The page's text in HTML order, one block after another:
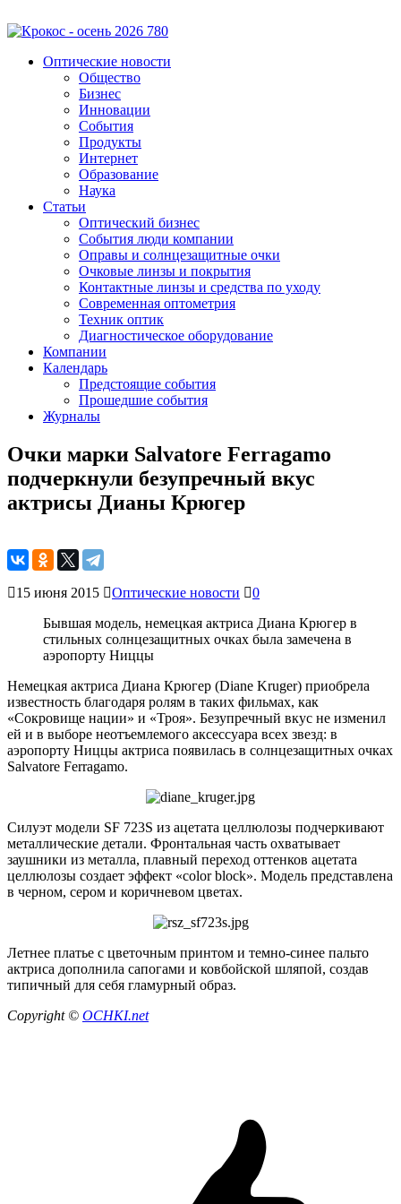
Оптические новости
Общество
Бизнес
Инновации
События
Продукты
Интернет
Образование
Наука
Статьи
Оптический бизнес
События люди компании
Оправы и солнцезащитные очки
Очковые линзы и покрытия
Контактные линзы и средства по уходу
Современная оптометрия
Техник оптик
Диагностическое оборудование
Компании
Календарь
Предстоящие события
Прошедшие события
Журналы
Очки марки Salvatore Ferragamo
подчеркнули безупречный вкус
актрисы Дианы Крюгер
15 июня 2015 Оптические новости
0
Бывшая модель, немецкая актриса Диана Крюгер в
стильных солнцезащитных очках была замечена в
аэропорту Ниццы
Немецкая актриса Диана Крюгер (Diane Kruger) приобрела
известность благодаря ролям в таких фильмах, как
«Сокровище нации» и «Троя». Безупречный вкус не изменил
ей и в выборе неотъемлемого аксессуара всех звезд: в
аэропорту Ниццы актриса появилась в солнцезащитных очках
Salvatore Ferragamo.
Силуэт модели SF 723S из ацетата целлюлозы подчеркивают
металлические детали. Фронтальная часть охватывает
заушники из металла, плавный переход оттенков ацетата
целлюлозы создает эффект «color block». Модель представлена
в черном, сером и коричневом цветах.
Летнее платье с цветочным принтом и темно-синее пальто
актриса дополнила сапогами и ковбойской шляпой, создав
типичный для себя гламурный образ.
Copyright © OCHKI.net